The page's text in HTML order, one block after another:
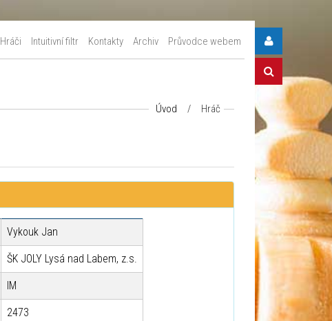
Hráči Intuitivní filtr Kontakty Archiv Průvodce webem
Úvod / Hráč
Vykouk Jan
ŠK JOLY Lysá nad Labem, z.s.
IM
2473